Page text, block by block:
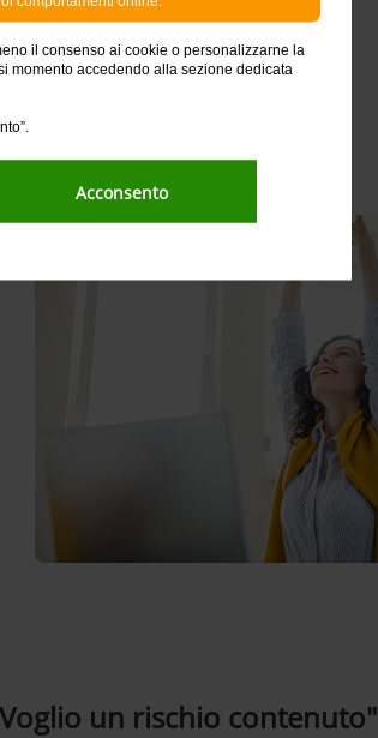
il consenso ai cookie o personalizzarne la
momento accedendo alla sezione dedicata
Acconsento
a Scadenza
un rischio contenuto"